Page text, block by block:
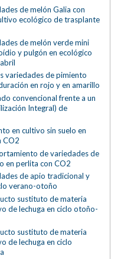
de melón Galia con
ecológico de trasplante
de melón verde mini
y pulgón en ecológico
variedades de pimiento
en rojo y en amarillo
convencional frente a un
Integral) de
en cultivo sin suelo en
CO2
de variedades de
en perlita con CO2
de apio tradicional y
verano-otoño
sustituto de materia
de lechuga en ciclo otoño-
sustituto de materia
de lechuga en ciclo